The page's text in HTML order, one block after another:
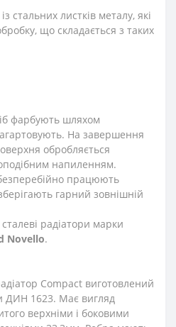
стальних листків металу, які
що складається з таких
фарбують шляхом
На завершення
обробляється
напиленням.
працюють
гарний зовнішній
радіатори марки
Novello.
Compact виготовлений
ДИН 1623. Має вигляд
верхніми і боковими